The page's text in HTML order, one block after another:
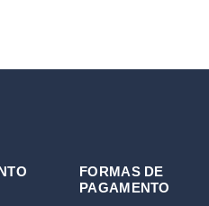
FORMAS DE
PAGAMENTO